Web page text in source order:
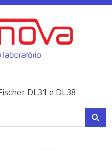
DL31 e DL38